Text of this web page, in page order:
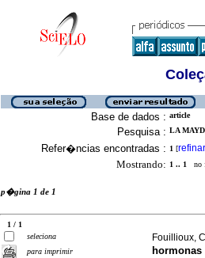
Base de dados : article
Pesquisa : LA
Refer�ncias encontradas : 1 [refinar
Mostrando: 1 .. 1 no
p�gina 1 de 1
1 / 1
seleciona
para imprimir
Fouillioux,